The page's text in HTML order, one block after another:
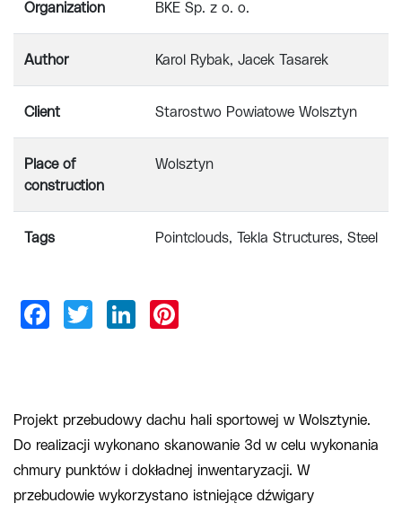
Organization BKE Sp. z o. o.
Author Karol Rybak, Jacek Tasarek
Client Starostwo Powiatowe Wolsztyn
Place of
construction
Wolsztyn
Tags Pointclouds Tekla Structures Steel
Projekt przebudowy dachu hali sportowej w Wolsztynie.
Do realizacji wykonano skanowanie 3d w celu wykonania
chmury punktów i dokładnej inwentaryzacji. W
przebudowie wykorzystano istniejące dźwigary